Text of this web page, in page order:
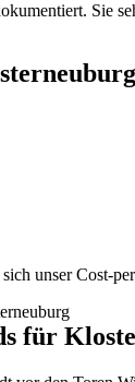
Sie
unser Cost-
für